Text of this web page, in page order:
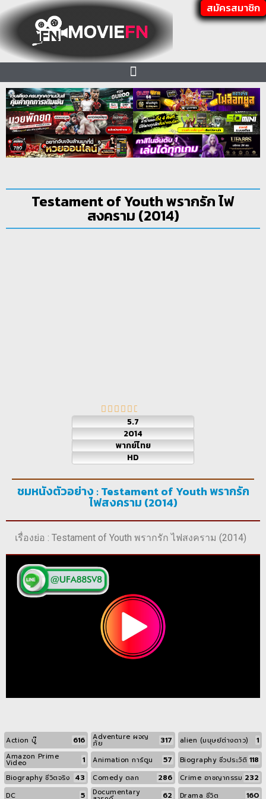
สมัครสมาชิก
Testament of Youth พรากรัก ไฟ
สงคราม (2014)
5.7
2014
พากย์ไทย
HD
ชมหนังตัวอย่าง : Testament of Youth พรากรัก
ไฟสงคราม (2014)
เรื่องย่อ : Testament of Youth พรากรัก ไฟสงคราม (2014)
Action บู๊ 616 Adventure ผจญ
ภัย 317 alien (มนุษย์ต่างดาว) 1
Amazon Prime
Video 1 Animation การ์ตูน 57 Biography ชีวประวัติ 118
Biography ชีวิตจริง 43 Comedy ตลก 286 Crime อาชญากรรม 232
DC 5 Documentary 62 Drama ชีวิต 160